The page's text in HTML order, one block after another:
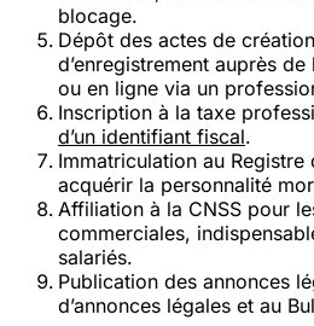
blocage.
Dépôt des actes de création
d’enregistrement auprès
ou en ligne via un
Inscription à la taxe
d’un identifiant fiscal.
Immatriculation au Registre
acquérir la personnalité
Affiliation à la CNSS pour
commerciales,
salariés.
Publication des annonces
d’annonces légales et au